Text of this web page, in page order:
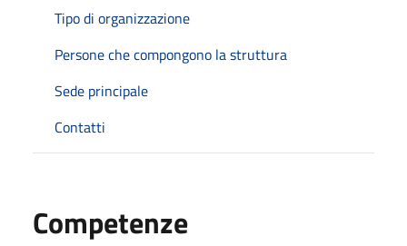
Tipo di organizzazione
Persone che compongono la struttura
Sede principale
Contatti
Competenze